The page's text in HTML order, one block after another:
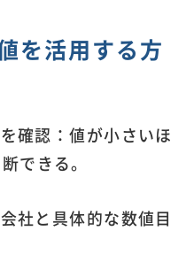
を活用する方
確認：値が小さいほ
できる。
社と具体的な数値目